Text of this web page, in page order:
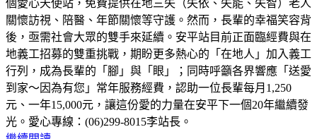
個愛心天使站，免費提供在地三失（失依、失能、失智）老人
關懷訪視、陪醫、年節關懷等守護。然而，長輩的幸福笑容背
後，亟需社會大眾的雙手來延續。安平站目前正面臨經費與在
地義工招募的雙重挑戰，期盼更多熱心的「在地人」加入義工
行列，成為長輩的「腳」與「眼」；同時呼籲各界響應「送愛
到家～因為有您」常年服務經費，認助一位長輩每月1,250
元、一年15,000元，讓這份愛的力量在安平下一個20年繼續發
光。愛心專線：(06)299-8015李站長。